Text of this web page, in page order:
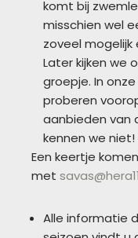
komt bij
misschien wel
zoveel mogelijk
Later kijken we
groepje. In
proberen
aanbieden van
kennen we niet!
Een keertje
met
Alle informatie